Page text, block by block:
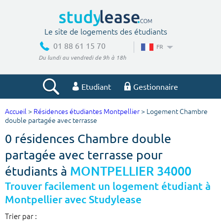
Le site de logements des étudiants
01 88 61 15 70
Du lundi au vendredi de 9h à 18h
FR
Etudiant Gestionnaire
Votre recherche
Ville, école
Budget min
€
Budget max
Accueil > Résidences étudiantes Montpellier > Logement Chambre
double partagée avec terrasse
0 résidences Chambre double
partagée avec terrasse pour
étudiants à MONTPELLIER 34000
Trouver facilement un logement étudiant à
Montpellier avec Studylease
Trier par :